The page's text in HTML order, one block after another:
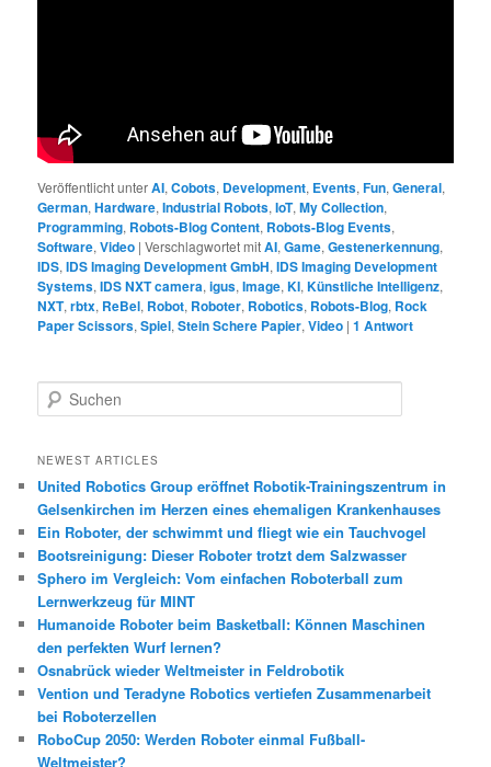
Veröffentlicht unterAI,Cobots, Development, Events,Fun,General,
German,Hardware,Industrial Robots,IoT,My Collection,
Programming, Robots-Blog Content, Robots-Blog Events,
Software,Video |Verschlagwortet mitAI,Game,Gestenerkennung,
IDS,IDS Imaging Development GmbH,IDS Imaging Development
Systems,IDS NXT camera,igus,Image,KI,Künstliche Intelligenz,
NXT,rbtx, ReBel, Robot, Roboter, Robotics, Robots-Blog, Rock
Paper Scissors,Spiel,Stein Schere Papier,Video |1 Antwort
u
h
n
NEWEST ARTICLES
United Robotics Group eröffnet Robotik-Trainingszentrum in
Gelsenkirchen im Herzen eines ehemaligen Krankenhauses
Ein Roboter, der schwimmt und fliegt wie ein Tauchvogel
Bootsreinigung: Dieser Roboter trotzt dem Salzwasser
Sphero im Vergleich: Vom einfachen Roboterball zum
Lernwerkzeug für MINT
Humanoide Roboter beim Basketball: Können Maschinen
den perfekten Wurf lernen?
Osnabrück wieder Weltmeister in Feldrobotik
Vention und Teradyne Robotics vertiefen Zusammenarbeit
bei Roboterzellen
RoboCup 2050: Werden Roboter einmal Fußball-
Weltmeister?